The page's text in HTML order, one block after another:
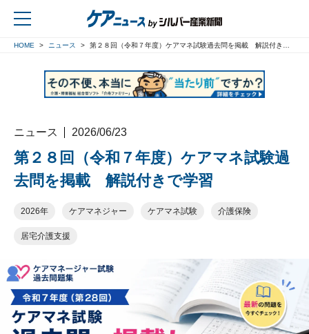
HOME ニュース 第２８回（令和７年度）ケアマネ試験過去問を掲載 解説付きで学習
ニュース 2026/06/23
第２８回（令和７年度）ケアマネ試験過
去問を掲載 解説付きで学習
2026年 ケアマネジャー ケアマネ試験 介護保険
居宅介護支援